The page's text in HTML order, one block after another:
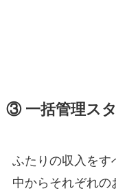
③ 一括管理ス
ふたりの収入をす
中からそれぞれ